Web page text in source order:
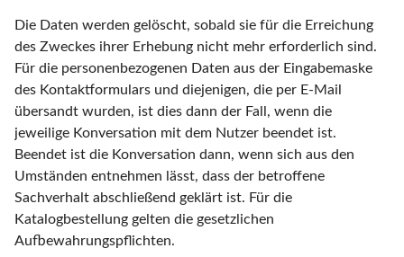
Die Daten werden gelöscht, sobald sie für die Erreichung
des Zweckes ihrer Erhebung nicht mehr erforderlich sind.
Für die personenbezogenen Daten aus der Eingabemaske
des Kontaktformulars und diejenigen, die per E-Mail
übersandt wurden, ist dies dann der Fall, wenn die
jeweilige Konversation mit dem Nutzer beendet ist.
Beendet ist die Konversation dann, wenn sich aus den
Umständen entnehmen lässt, dass der betroffene
Sachverhalt abschließend geklärt ist. Für die
Katalogbestellung gelten die gesetzlichen
Aufbewahrungspflichten.